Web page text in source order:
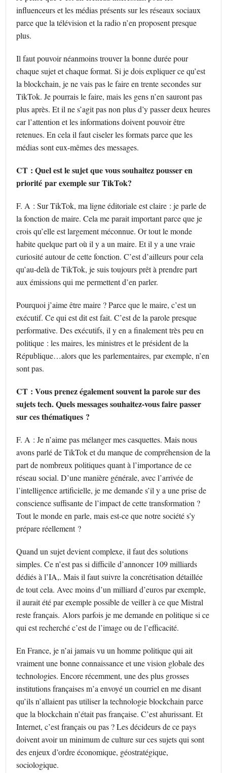
influenceurs et les médias présents sur les réseaux sociaux
parce que la télévision et la radio n’en proposent presque
plus.
Il faut pouvoir néanmoins trouver la bonne durée pour
chaque sujet et chaque format. Si je dois expliquer ce qu’est
la blockchain, je ne vais pas le faire en trente secondes sur
TikTok. Je pourrais le faire, mais les gens n’en sauront pas
plus après. Et il ne s’agit pas non plus d’y passer deux heures
car l’attention et les informations doivent pouvoir être
retenues. En cela il faut ciseler les formats parce que les
médias sont eux-mêmes des messages.
CT : Quel est le sujet que vous souhaitez pousser en
priorité par exemple sur TikTok?
F. A : Sur TikTok, ma ligne éditoriale est claire : je parle de
la fonction de maire. Cela me parait important parce que je
crois qu’elle est largement méconnue. Or tout le monde
habite quelque part où il y a un maire. Et il y a une vraie
curiosité autour de cette fonction. C’est d’ailleurs pour cela
qu’au-delà de TikTok, je suis toujours prêt à prendre part
aux émissions qui me permettent d’en parler.
Pourquoi j’aime être maire ? Parce que le maire, c’est un
exécutif. Ce qui est dit est fait. C’est de la parole presque
performative. Des exécutifs, il y en a finalement très peu en
politique : les maires, les ministres et le président de la
République…alors que les parlementaires, par exemple, n’en
sont pas.
CT : Vous prenez également souvent la parole sur des
sujets tech. Quels messages souhaitez-vous faire passer
sur ces thématiques ?
F. A : Je n’aime pas mélanger mes casquettes. Mais nous
avons parlé de TikTok et du manque de compréhension de la
part de nombreux politiques quant à l’importance de ce
réseau social. D’une manière générale, avec l’arrivée de
l’intelligence artificielle, je me demande s’il y a une prise de
conscience suffisante de l’impact de cette transformation ?
Tout le monde en parle, mais est-ce que notre société s’y
prépare réellement ?
Quand un sujet devient complexe, il faut des solutions
simples. Ce n’est pas si difficile d’annoncer 109 milliards
dédiés à l’IA,. Mais il faut suivre la concrétisation détaillée
de tout cela. Avec moins d’un milliard d’euros par exemple,
il aurait été par exemple possible de veiller à ce que Mistral
reste français. Alors parfois je me demande en politique si ce
qui est recherché c’est de l’image ou de l’efficacité.
En France, je n’ai jamais vu un homme politique qui ait
vraiment une bonne connaissance et une vision globale des
technologies. Encore récemment, une des plus grosses
institutions françaises m’a envoyé un courriel en me disant
qu’ils n’allaient pas utiliser la technologie blockchain parce
que la blockchain n’était pas française. C’est ahurissant. Et
Internet, c’est français ou pas ? Les décideurs de ce pays
doivent avoir un minimum de culture sur ces sujets qui sont
des enjeux d’ordre économique, géostratégique,
sociologique.